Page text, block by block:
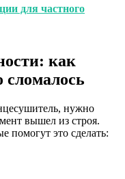
для частного
как
сломалось
нужно
вышел из строя.
помогут это сделать: